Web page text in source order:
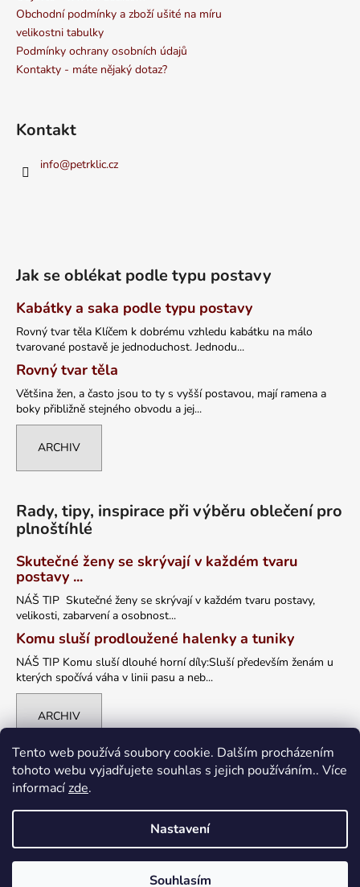
Tento web používá soubory cookie. Dalším procházením
tohoto webu vyjadřujete souhlas s jejich používáním.. Více
informacízde.
Nastavení
Souhlasím
Obchodní podmínky a zboží ušité na míru
velikostni tabulky
Podmínky ochrany osobních údajů
Kontakty - máte nějaký dotaz?
Kontakt
info@petrklic.cz
Jak se oblékat podle typu postavy
Kabátky a saka podle typu postavy
Rovný tvar těla Klíčem k dobrému vzhledu kabátku na málo
tvarované postavě je jednoduchost. Jednodu...
Rovný tvar těla
Většina žen, a často jsou to ty s vyšší postavou, mají ramena a
boky přibližně stejného obvodu a jej...
ARCHIV
Rady, tipy, inspirace při výběru oblečení pro
plnoštíhlé
Skutečné ženy se skrývají v každém tvaru
postavy ...
NÁŠ TIP Skutečné ženy se skrývají v každém tvaru postavy,
velikosti, zabarvení a osobnost...
Komu sluší prodloužené halenky a tuniky
NÁŠ TIP Komu sluší dlouhé horní díly:Sluší především ženám u
kterých spočívá váha v linii pasu a neb...
ARCHIV
petrklic.cz. Všechna práva vyhrazena.